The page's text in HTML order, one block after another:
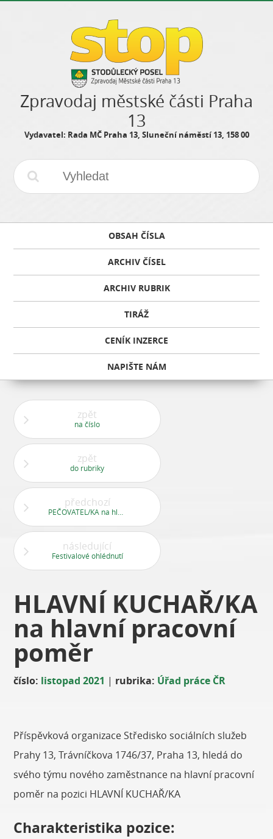
Zpravodaj městské části Praha
13
Vydavatel: Rada MČ Praha 13, Sluneční náměstí 13, 158 00
OBSAH ČÍSLA
ARCHIV ČÍSEL
ARCHIV RUBRIK
TIRÁŽ
CENÍK INZERCE
NAPIŠTE NÁM
zpět
na číslo
zpět
do rubriky
předchozí
následující
Festivalové ohlédnutí
HLAVNÍ KUCHAŘ/KA
na hlavní pracovní
poměr
číslo: listopad 2021 | rubrika: Úřad práce ČR
Příspěvková organizace Středisko sociálních služeb
Prahy 13, Trávníčkova 1746/37, Praha 13, hledá do
svého týmu nového zaměstnance na hlavní pracovní
poměr na pozici HLAVNÍ KUCHAŘ/KA
Charakteristika pozice: